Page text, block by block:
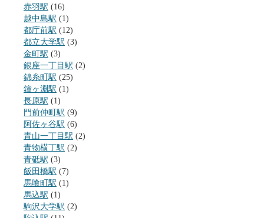
赤羽駅 (16)
越中島駅 (1)
都庁前駅 (12)
都立大学駅 (3)
金町駅 (3)
銀座一丁目駅 (2)
錦糸町駅 (25)
鐘ヶ淵駅 (1)
長原駅 (1)
門前仲町駅 (9)
阿佐ヶ谷駅 (6)
青山一丁目駅 (2)
青物横丁駅 (2)
青砥駅 (3)
飯田橋駅 (7)
馬喰町駅 (1)
馬込駅 (1)
駒沢大学駅 (2)